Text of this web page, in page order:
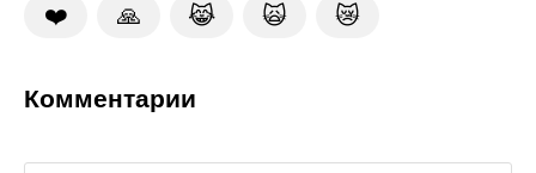
❤️ 🙏 😹 🙀 😿
Комментарии